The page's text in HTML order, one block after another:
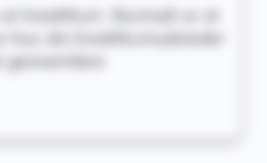
kreditkort. Normalt er et
hos din kreditkortudsteder